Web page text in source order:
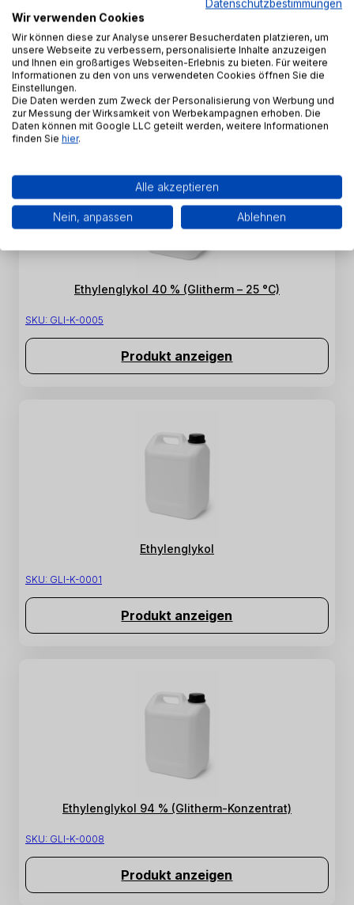
SKU: AN-K-0003
Produkt anzeigen
Ethylenglykol 40 % (Glitherm – 25 °C)
SKU: GLI-K-0005
Produkt anzeigen
Ethylenglykol
SKU: GLI-K-0001
Produkt anzeigen
Ethylenglykol 94 % (Glitherm-Konzentrat)
SKU: GLI-K-0008
Produkt anzeigen
Datenschutzbestimmungen
Wir verwenden Cookies
Wir können diese zur Analyse unserer Besucherdaten platzieren, um
unsere Webseite zu verbessern, personalisierte Inhalte anzuzeigen
und Ihnen ein großartiges Webseiten-Erlebnis zu bieten. Für weitere
Informationen zu den von uns verwendeten Cookies öffnen Sie die
Einstellungen.
Die Daten werden zum Zweck der Personalisierung von Werbung und
zur Messung der Wirksamkeit von Werbekampagnen erhoben. Die
Daten können mit Google LLC geteilt werden, weitere Informationen
finden Sie hier.
Alle akzeptieren
Nein, anpassen Ablehnen